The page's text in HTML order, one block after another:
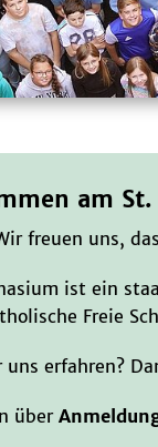
am
freuen uns,
ist ein
Freie
uns erfahren?
über